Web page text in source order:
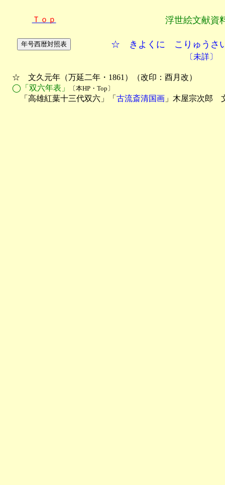
Ｔｏｐ 浮世絵文献資
☆ きよくに こりゅうさ
〔未詳〕
☆　文久元年（万延二年・1861）（改印：酉月改）
◯「双六年表」
〔本HP・Top〕
「高雄紅葉十三代双六」「 古流斎清国画